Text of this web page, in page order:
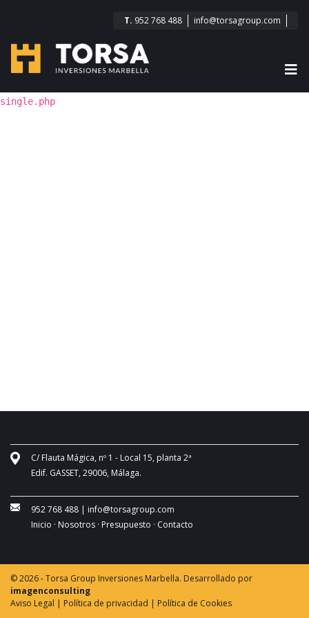
T. 952 768 488 info@torsagroup.com
single.php
C/ Flauta Mágica, nº 1 - Local 15, planta 2ª
Edif. GASSET, 29006, Málaga.
952 768 488 | info@torsagroup.com
Inicio · Nosotros · Presupuesto · Contacto
© 2026 - Torsa Group Inversiones Marbella. Desarrollado por
imagenconsulting
Aviso Legal | Política de privacidad | Política de Cookies